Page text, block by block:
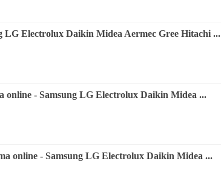
LG Electrolux Daikin Midea Aermec Gree Hitachi ...
online - Samsung LG Electrolux Daikin Midea ...
online - Samsung LG Electrolux Daikin Midea ...